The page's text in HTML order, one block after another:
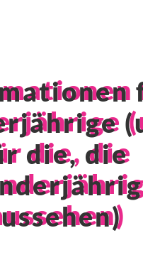
die, die